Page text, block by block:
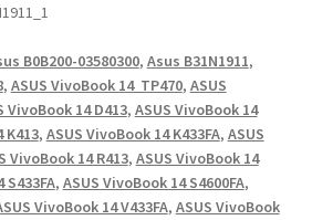
B0B200-03580300, Asus B31N1911,
, ASUS VivoBook 14 TP470, ASUS
VivoBook 14 D413, ASUS VivoBook 14
K413, ASUS VivoBook 14 K433FA, ASUS
VivoBook 14 R413, ASUS VivoBook 14
S433FA, ASUS VivoBook 14 S4600FA,
VivoBook 14 V433FA, ASUS VivoBook